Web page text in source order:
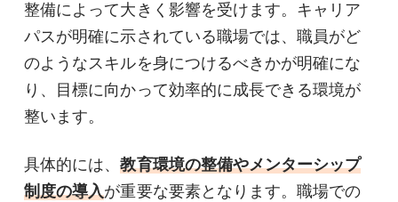
整備によって大きく影響を受けます。キャリア
パスが明確に示されている職場では、職員がど
のようなスキルを身につけるべきかが明確にな
り、目標に向かって効率的に成長できる環境が
整います。
具体的には、教育環境の整備やメンターシップ
制度の導入が重要な要素となります。職場での